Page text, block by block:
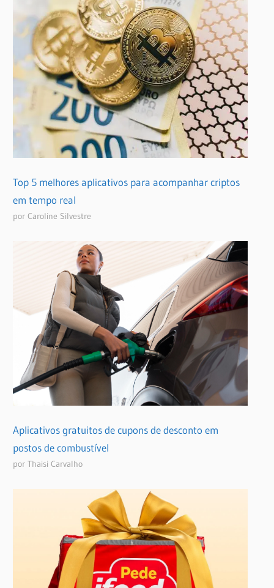
Top 5 melhores aplicativos para acompanhar criptos
em tempo real
por Caroline Silvestre
Aplicativos gratuitos de cupons de desconto em
postos de combustível
por Thaisi Carvalho